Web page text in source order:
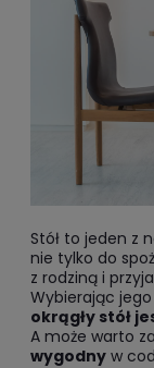
Stół to jeden z
nie tylko do
z rodziną i
Wybierając
okrągły stół
A może warto
wygodny w